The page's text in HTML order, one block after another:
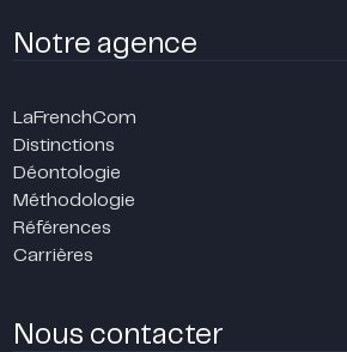
Notre agence
LaFrenchCom
Distinctions
Déontologie
Méthodologie
Références
Carrières
Nous contacter